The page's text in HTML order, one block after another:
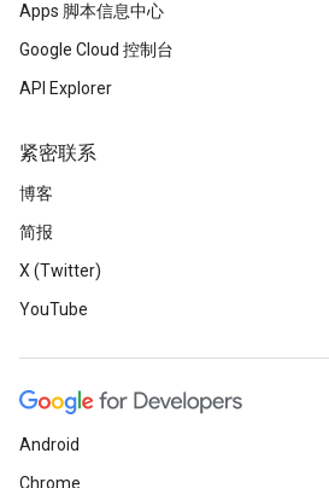
Apps 脚本信息中心
Google Cloud 控制台
API Explorer
紧密联系
博客
简报
X (Twitter)
YouTube
Android
Chrome